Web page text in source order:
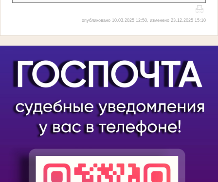
опубликовано 10.03.2025 12:50, изменено 23.12.2025 15:10